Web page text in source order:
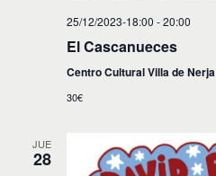
25/12/2023-18:00 -20:00
El Cascanueces
Centro Cultural Villa de Nerja
30€
JUE
28